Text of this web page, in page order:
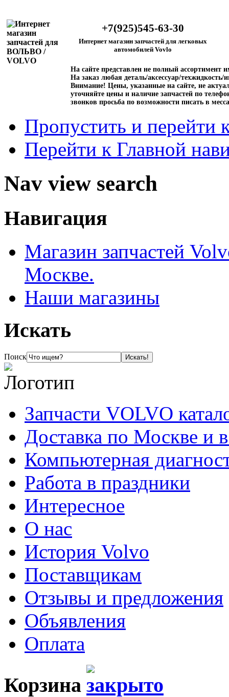
+7(925)545-63-30
Интернет магазин запчастей для легковых
автомобилей Vovlo
На сайте представлен не полный ассортимент
На заказ любая деталь/аксессуар/техжидкость/
Внимание! Цены, указанные на сайте, не
уточняйте цены и наличие запчастей по
звонков просьба по возможности писать в
Пропустить и перейти
Перейти к Главной
Nav view search
Навигация
Магазин запчастей
Москве.
Наши магазины
Искать
Поиск
Запчасти VOLVO
Доставка по Москве и
Компьютерная
Работа в праздники
Интересное
О нас
История Volvo
Поставщикам
Отзывы и предложения
Объявления
Оплата
Корзина